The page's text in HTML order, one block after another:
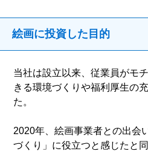
絵画に投資した目的
当社は設立以来、従業員がモ
きる環境づくりや福利厚生の
た。
2020年、絵画事業者との出会
づくり」に役立つと感じたと